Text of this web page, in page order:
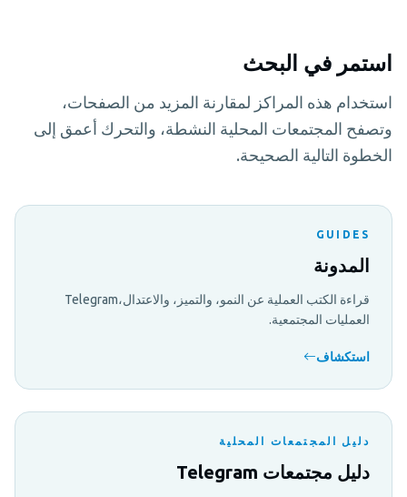
استمر في البحث
استخدام هذه المراكز لمقارنة المزيد من الصفحات،
وتصفح المجتمعات المحلية النشطة، والتحرك أعمق إلى
الخطوة التالية الصحيحة.
GUIDES
المدونة
قراءة الكتب العملية عن النمو، والتميز، والاعتدال،Telegram
العمليات المجتمعية.
استكشاف
دليل المجتمعات المحلية
دليل مجتمعات Telegram